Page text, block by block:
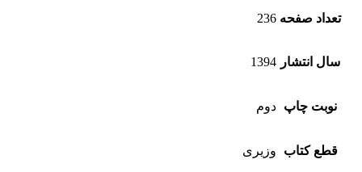
تعداد صفحه 236
سال انتشار 1394
نوبت چاپ دوم
قطع کتاب وزیری